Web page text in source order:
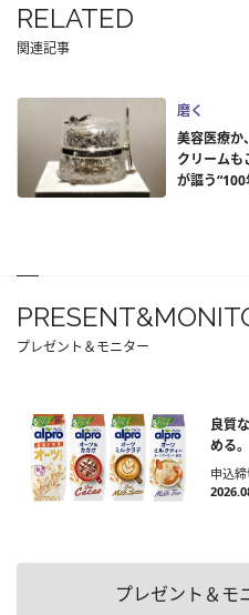
RELATED
関連記事
磨く
美容医療か
クリーム
が謳う“100
プレゼント＆モニター
良質
める
申込
プレゼント＆モ